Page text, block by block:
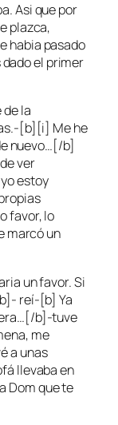
Asi que por
plazca,
habia pasado
el primer
la
[b][i] Me he
nuevo…[/b]
ver
estoy
favor, lo
marcó un
un favor. Si
reí-[b] Ya
b]-tuve
me
a unas
llevaba en
Dom que te